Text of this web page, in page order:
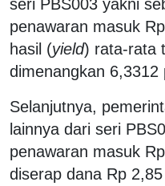
seri PBS003 yakni
penawaran masuk
hasil (yield) rata-rata
dimenangkan 6,3312
Selanjutnya,
lainnya dari seri
penawaran masuk
diserap dana Rp